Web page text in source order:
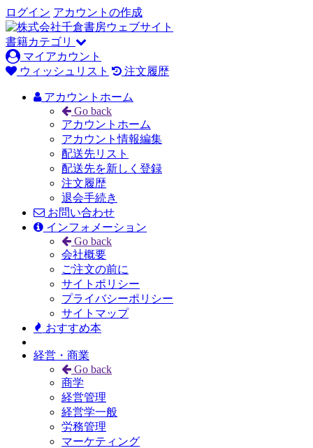
ログイン アカウントの作成
書籍カテゴリ
マイアカウント
ウィッシュリスト
注文履歴
アカウントホーム
Go back
アカウントホーム
アカウント情報編集
配送先リスト
配送先を新しく登録
注文履歴
退会手続き
お問い合わせ
インフォメーション
Go back
会社概要
ご注文の前に
サイトポリシー
プライバシーポリシー
サイトマップ
おすすめ本
経営・商業
Go back
商学
経営管理
経営学一般
労務管理
マーケティング